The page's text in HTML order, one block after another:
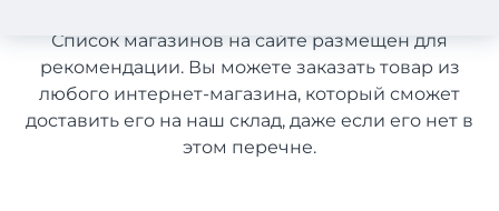
Список магазинов на сайте размещен для
рекомендации. Вы можете заказать товар из
любого интернет-магазина, который сможет
доставить его на наш склад, даже если его нет в
этом перечне.